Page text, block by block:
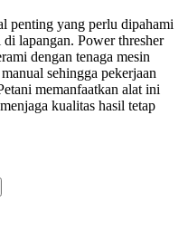
penting yang perlu dipahami
lapangan. Power thresher
dengan tenaga mesin
sehingga pekerjaan
memanfaatkan alat ini
kualitas hasil tetap